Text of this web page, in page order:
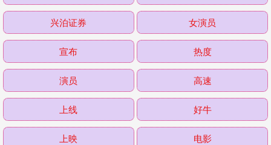
兴泊证券 女演员
宣布 热度
演员 高速
上线 好牛
上映 电影